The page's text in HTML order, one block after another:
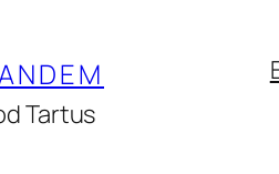
Tartus